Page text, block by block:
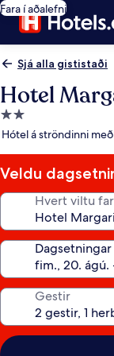
Fara í aðalefni
Sjá alla gististaði
Hotel
2.0
stjörnu
Hótel á ströndinni
Veldu
Hvert viltu
Dagsetningar
Gestir